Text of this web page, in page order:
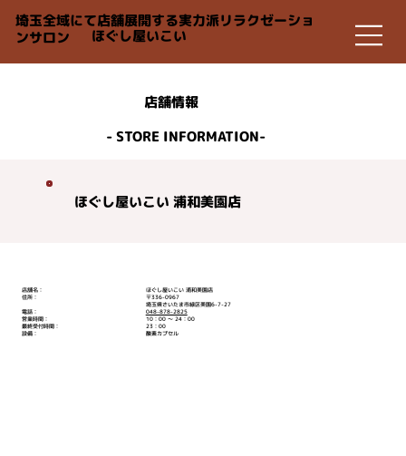
埼玉全域にて店舗展開する実力派リラクゼーショ
ンサロン
ほぐし屋いこい
店舗情報
- STORE INFORMATION-
店舗名：
住所：
電話：
営業時間：
最終受付時間：
設備：
ほぐし屋いこい 浦和美園店
〒336-0967
埼玉県さいたま市緑区美園6-7-27
048-878-2825
10：00 ～ 24：00
23：00
酸素カプセル
ほぐし屋いこい 浦和美園店